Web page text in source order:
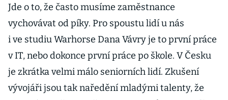
Jde o to, že často musíme zaměstnance
vychovávat od píky. Pro spoustu lidí u nás
i ve studiu Warhorse Dana Vávry je to první práce
v IT, nebo dokonce první práce po škole. V Česku
je zkrátka velmi málo seniorních lidí. Zkušení
vývojáři jsou tak naředění mladými talenty, že